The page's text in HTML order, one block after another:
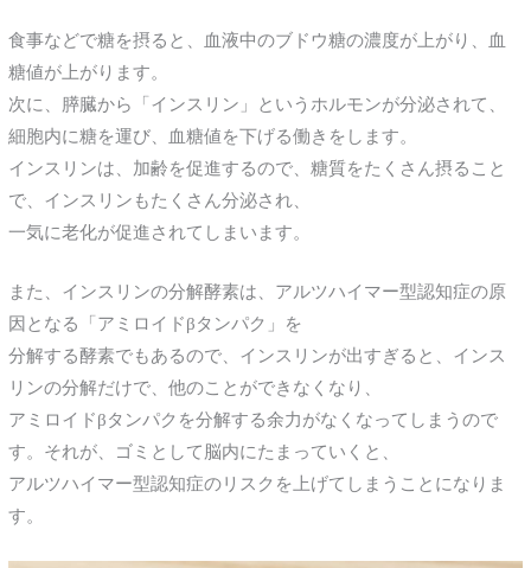
食事などで糖を摂ると、血液中のブドウ糖の濃度が上がり、血
糖値が上がります。
次に、膵臓から「インスリン」というホルモンが分泌されて、
細胞内に糖を運び、血糖値を下げる働きをします。
インスリンは、加齢を促進するので、糖質をたくさん摂ること
で、インスリンもたくさん分泌され、
一気に老化が促進されてしまいます。
また、インスリンの分解酵素は、アルツハイマー型認知症の原
因となる「アミロイドβタンパク」を
分解する酵素でもあるので、インスリンが出すぎると、インス
リンの分解だけで、 他のことができなくなり、
アミロイドβタンパクを分解する余力がなくなってしまうので
す。それが、ゴミとして脳内にたまっていくと、
アルツハイマー型認知症のリスクを上げてしまうことになりま
す。